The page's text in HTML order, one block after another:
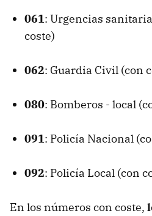
061: Urgencias
coste)
062: Guardia Civil (con
080: Bomberos - local
091: Policía Nacional
092: Policía Local (con
En los números con coste,